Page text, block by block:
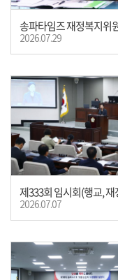
2026.07.29
2026.07.07